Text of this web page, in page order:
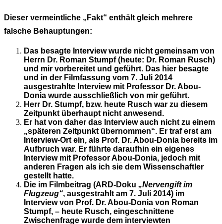
Dieser vermeintliche „Fakt“ enthält gleich mehrere
falsche Behauptungen:
Das besagte Interview wurde nicht gemeinsam von
Herrn Dr. Roman Stumpf (heute: Dr. Roman Rusch)
und mir vorbereitet und geführt. Das hier besagte
und in der Filmfassung vom 7. Juli 2014
ausgestrahlte Interview mit Professor Dr. Abou-
Donia wurde ausschließlich von mir geführt.
Herr Dr. Stumpf, bzw. heute Rusch war zu diesem
Zeitpunkt überhaupt nicht anwesend.
Er hat von daher das Interview auch nicht zu einem
„späteren Zeitpunkt übernommen“. Er traf erst am
Interview-Ort ein, als Prof. Dr. Abou-Donia bereits im
Aufbruch war. Er führte daraufhin ein eigenes
Interview mit Professor Abou-Donia, jedoch mit
anderen Fragen als ich sie dem Wissenschaftler
gestellt hatte.
Die im Filmbeitrag (ARD-Doku „Nervengift im
Flugzeug“, ausgestrahlt am 7. Juli 2014) im
Interview von Prof. Dr. Abou-Donia von Roman
Stumpf, – heute Rusch, eingeschnittene
Zwischenfrage wurde dem interviewten